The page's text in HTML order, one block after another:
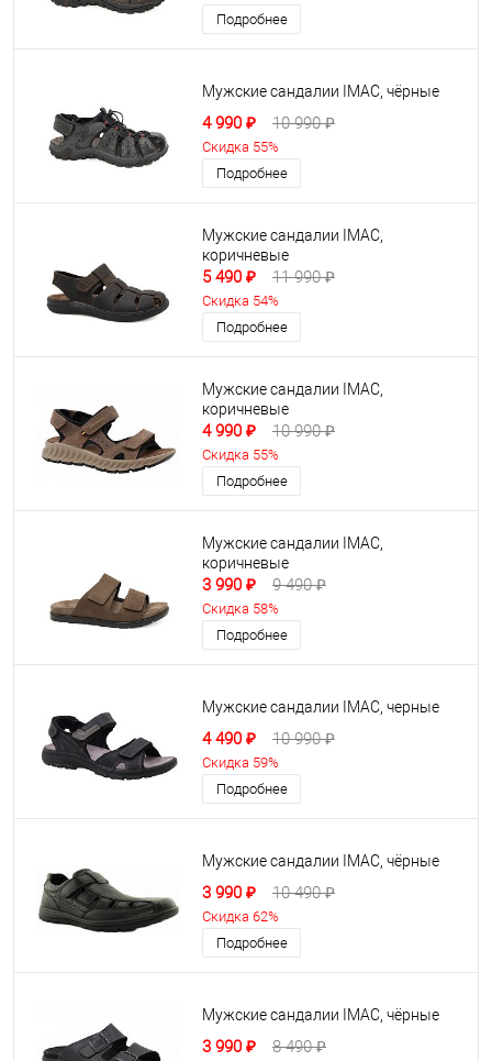
Подробнее
Мужские сандалии IMAC, чёрные
4 990 ₽ 10 990 ₽
Скидка 55%
Подробнее
Мужские сандалии IMAC,
коричневые
5 490 ₽ 11 990 ₽
Скидка 54%
Подробнее
Мужские сандалии IMAC,
коричневые
4 990 ₽ 10 990 ₽
Скидка 55%
Подробнее
Мужские сандалии IMAC,
коричневые
3 990 ₽ 9 490 ₽
Скидка 58%
Подробнее
Мужские сандалии IMAC, черные
4 490 ₽ 10 990 ₽
Скидка 59%
Подробнее
Мужские сандалии IMAC, чёрные
3 990 ₽ 10 490 ₽
Скидка 62%
Подробнее
Мужские сандалии IMAC, чёрные
3 990 ₽ 8 490 ₽